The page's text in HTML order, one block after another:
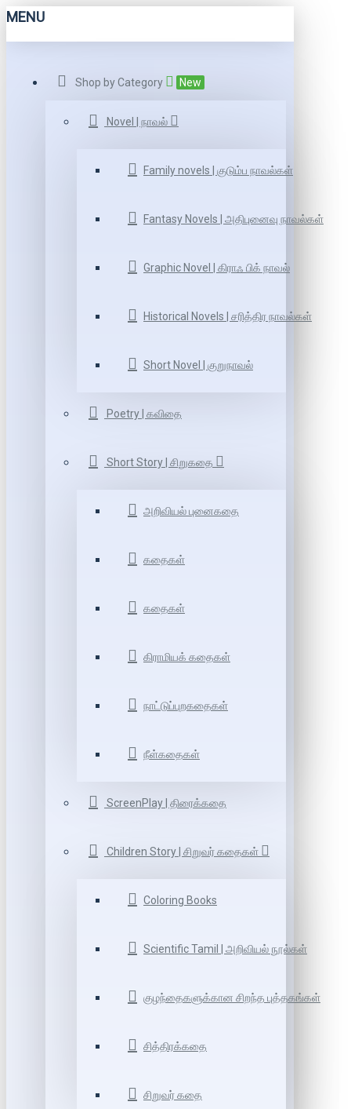
MENU
Shop by Category New
Novel | நாவல்
Family novels | குடும்ப நாவல்கள்
Fantasy Novels | அதிபுனைவு நாவல்கள்
Graphic Novel | கிராஃ பிக் நாவல்
Historical Novels | சரித்திர நாவல்கள்
Short Novel | குறுநாவல்
Poetry | கவிதை
Short Story | சிறுகதை
அறிவியல் புனைகதை
கதைகள்
கதைகள்
கிராமியக் கதைகள்
நாட்டுப்புறகதைகள்
நீள்கதைகள்
ScreenPlay | திரைக்கதை
Children Story | சிறுவர் கதைகள்
Coloring Books
Scientific Tamil | அறிவியல் நூல்கள்
குழந்தைகளுக்கான சிறந்த புத்தகங்கள்
சித்திரக்கதை
சிறுவர் கதை